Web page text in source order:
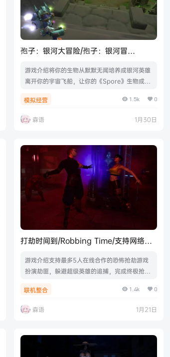
孢子：银河大冒险/孢子：银河冒
游戏介绍将你的生物从默默无闻培养成银河英雄
离开你的宇宙飞船，让你的《Spore》生物成为
与一场惊险刺激的星际冒险。完成任务，收集奖
励，您甚至可以自己创建任务。体验各种由 Ma
xis 所创造的任务，在银河中探索各个星球！升
件！创建自己的专享任务，全新的冒险编辑器供
你使用！游戏视频游戏截图版本介绍v1.06_内置
注…
模拟经营 1.5k 0
森语 1月30日
打劫时间到/Robbing Time/支持网络联
游戏介绍支持最多5人在线合作的恐怖抢劫游戏
扮演劫匪，躲避超级英雄的追捕，完成终极抢劫
人挑战！游戏视频游戏截图版本介绍Build.12112
025联机版|容量7.61GB|官方简体中文|支持键
盘.鼠标
联机整合 1.4k 0
森语 1月21日